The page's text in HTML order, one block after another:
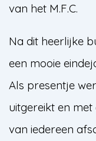
van het M.F.C.
Na dit heerlijke
een mooie
Als presentje
uitgereikt en
van iedereen